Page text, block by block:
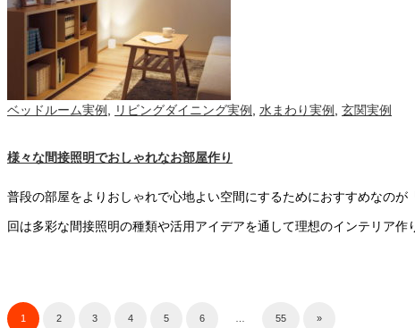
ベッドルーム実例 リビングダイニング実例 水まわり実例 玄関実例
様々な間接照明でおしゃれなお部屋作り
普段の部屋をよりおしゃれで心地よい空間にするためにおすすめなの
回は多彩な間接照明の種類や活用アイデアを通して理想のインテリア
1 2 3 4 5 6 … 55 »